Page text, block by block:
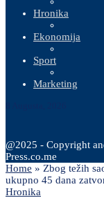
Hronika
Ekonomija
Sport
Marketing
@2025 - Copyright
Press.co.me
Home » Zbog težih
ukupno 45 dana
Hronika